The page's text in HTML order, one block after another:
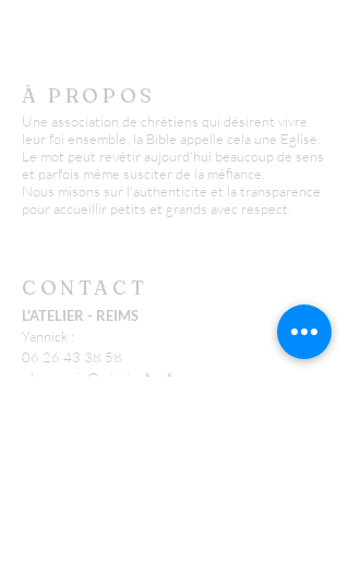
À PROPOS
Une association de chrétiens qui désirent vivre
leur foi ensemble, la Bible appelle cela une Eglise.
Le mot peut revêtir aujourd'hui beaucoup de sens
et parfois même susciter de la méfiance.
Nous misons sur l'authenticité et la transparence
pour accueillir petits et grands avec respect.
CONTACT
L'ATELIER - REIMS
Yannick :
06 26 43 38 58
y.huguenin@missionfpc.fr